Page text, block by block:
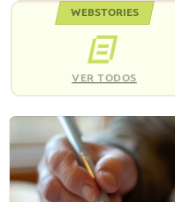
WEBSTORIES
VER TODOS